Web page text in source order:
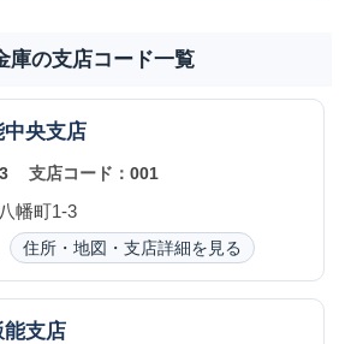
庫の支店コード一覧
中央支店
支店コード：001
幡町1-3
住所・地図・支店詳細を見る
能支店